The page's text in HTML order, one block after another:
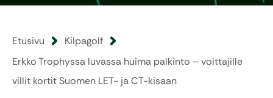
Etusivu
Kilpagolf
Erkko Trophyssa luvassa huima palkinto – voittajille
villit kortit Suomen LET- ja CT-kisaan